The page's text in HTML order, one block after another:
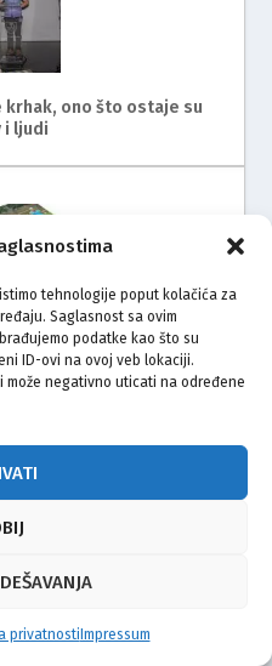
tehnologije poput kolačića za
Saglasnost sa ovim
podatke kao što su
ID-ovi na ovoj veb lokaciji.
negativno uticati na određene
privatnosti Impressum
krhak, ono što ostaje su
i ljudi
dobio je svoju knjigu
okupilo brojne